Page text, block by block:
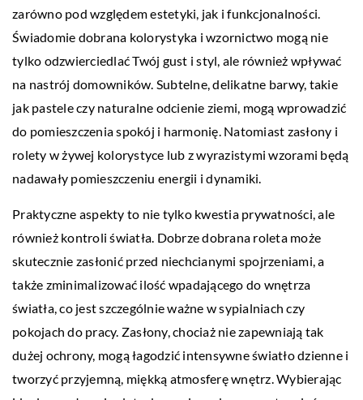
zarówno pod względem estetyki, jak i funkcjonalności.
Świadomie dobrana kolorystyka i wzornictwo mogą nie
tylko odzwierciedlać Twój gust i styl, ale również wpływać
na nastrój domowników. Subtelne, delikatne barwy, takie
jak pastele czy naturalne odcienie ziemi, mogą wprowadzić
do pomieszczenia spokój i harmonię. Natomiast zasłony i
rolety w żywej kolorystyce lub z wyrazistymi wzorami będą
nadawały pomieszczeniu energii i dynamiki.
Praktyczne aspekty to nie tylko kwestia prywatności, ale
również kontroli światła. Dobrze dobrana roleta może
skutecznie zasłonić przed niechcianymi spojrzeniami, a
także zminimalizować ilość wpadającego do wnętrza
światła, co jest szczególnie ważne w sypialniach czy
pokojach do pracy. Zasłony, chociaż nie zapewniają tak
dużej ochrony, mogą łagodzić intensywne światło dzienne i
tworzyć przyjemną, miękką atmosferę wnętrz. Wybierając